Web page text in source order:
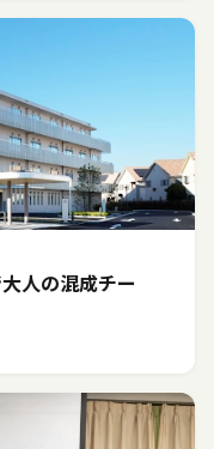
大人の混成チー